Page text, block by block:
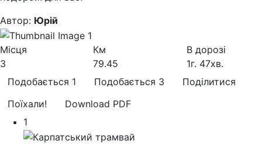
Автор: Юрій
Місця
3
Км
79.45
В дорозі
1г. 47хв.
Подобається 1 Подобається 3
Поділитися
Поїхали!
Download PDF
1